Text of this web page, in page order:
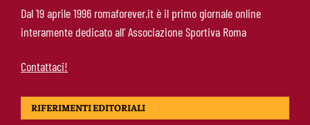
Brighton-Roma, ultimo test per Gasperini.
Pellegrini fa le visite e torna in gruppo
Dal 19 aprile 1996 romaforever.it è il primo giornale online
interamente dedicato all’ Associazione Sportiva Roma
Contattaci!
RIFERIMENTI EDITORIALI